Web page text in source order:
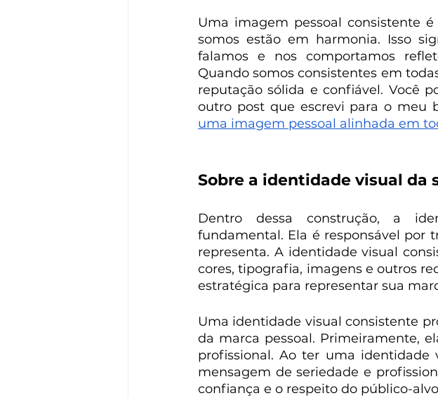
Uma imagem pessoal consistente
somos estão em harmonia. Isso
falamos e nos comportamos
Quando somos consistentes em
reputação sólida e confiável. Você
outro post que escrevi para o meu
uma imagem pessoal alinhada em
Sobre a identidade visual da
Dentro dessa construção, a
fundamental. Ela é responsável por
representa. A identidade visual
cores, tipografia, imagens e outros
estratégica para representar sua
Uma identidade visual consistente
da marca pessoal. Primeiramente,
profissional. Ao ter uma identidade
mensagem de seriedade e
confiança e o respeito do público-